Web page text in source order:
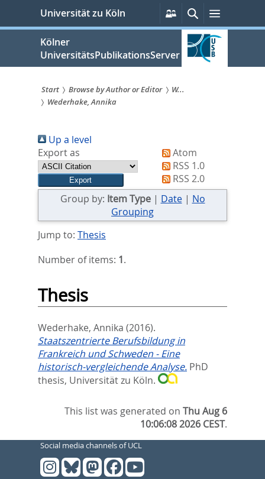
springen
Universität zu Köln
Persönliche
Services
SucheMenü
Kölner
UniversitätsPublikationsServer
Sie
sind
hier:
Start Browse by Author or Editor
W...
Wederhake, Annika
Up a level
Export as
Atom
RSS 1.0
RSS 2.0
Group by: Item Type| Date| No
Grouping
Jump to: Thesis
Number of items: 1.
Thesis
Wederhake, Annika (2016).
Staatszentrierte Berufsbildung in
Frankreich und Schweden - Eine
historisch-vergleichende Analyse. PhD
thesis, Universität zu Köln.
This list was generated onThu Aug 6
10:06:08 2026 CEST.
Social media channels of UCL